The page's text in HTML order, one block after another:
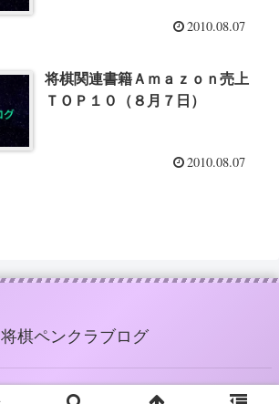
2010.08.07
将棋関連書籍Ａｍａｚｏｎ売上
ＴＯＰ１０（８月７日）
2010.08.07
将棋ペンクラブログ